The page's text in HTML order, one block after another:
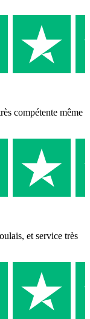
compétente même
et service très